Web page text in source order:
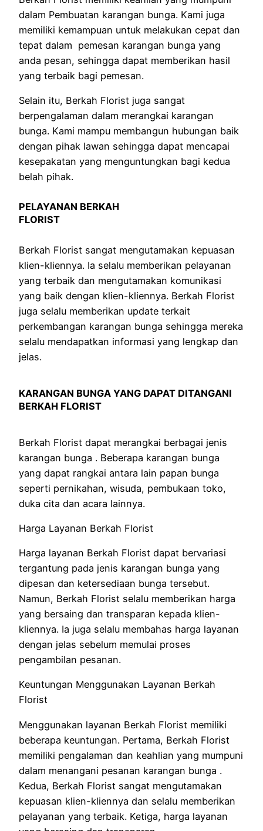
dalam Pembuatan karangan bunga. Kami juga
memiliki kemampuan untuk melakukan cepat dan
tepat dalam pemesan karangan bunga yang
anda pesan, sehingga dapat memberikan hasil
yang terbaik bagi pemesan.
Selain itu, Berkah Florist juga sangat
berpengalaman dalam merangkai karangan
bunga. Kami mampu membangun hubungan baik
dengan pihak lawan sehingga dapat mencapai
kesepakatan yang menguntungkan bagi kedua
belah pihak.
PELAYANAN BERKAH
FLORIST
Berkah Florist sangat mengutamakan kepuasan
klien-kliennya. Ia selalu memberikan pelayanan
yang terbaik dan mengutamakan komunikasi
yang baik dengan klien-kliennya. Berkah Florist
juga selalu memberikan update terkait
perkembangan karangan bunga sehingga mereka
selalu mendapatkan informasi yang lengkap dan
jelas.
KARANGAN BUNGA YANG DAPAT DITANGANI
BERKAH FLORIST
Berkah Florist dapat merangkai berbagai jenis
karangan bunga . Beberapa karangan bunga
yang dapat rangkai antara lain papan bunga
seperti pernikahan, wisuda, pembukaan toko,
duka cita dan acara lainnya.
Harga Layanan Berkah Florist
Harga layanan Berkah Florist dapat bervariasi
tergantung pada jenis karangan bunga yang
dipesan dan ketersediaan bunga tersebut.
Namun, Berkah Florist selalu memberikan harga
yang bersaing dan transparan kepada klien-
kliennya. Ia juga selalu membahas harga layanan
dengan jelas sebelum memulai proses
pengambilan pesanan.
Keuntungan Menggunakan Layanan Berkah
Florist
Menggunakan layanan Berkah Florist memiliki
beberapa keuntungan. Pertama, Berkah Florist
memiliki pengalaman dan keahlian yang mumpuni
dalam menangani pesanan karangan bunga .
Kedua, Berkah Florist sangat mengutamakan
kepuasan klien-kliennya dan selalu memberikan
pelayanan yang terbaik. Ketiga, harga layanan